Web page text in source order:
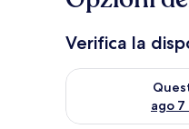
Verifica la
ago 7
Verifica la